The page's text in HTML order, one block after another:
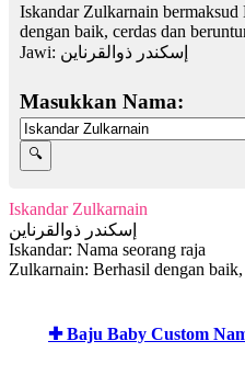
Iskandar Zulkarnain bermaksud
dengan baik, cerdas dan
Jawi: إسكندر ذوالقرناين
Masukkan Nama:
Iskandar Zulkarnain
إسكندر ذوالقرناين
Iskandar: Nama seorang raja
Zulkarnain: Berhasil dengan
✚ Baju Baby Custom